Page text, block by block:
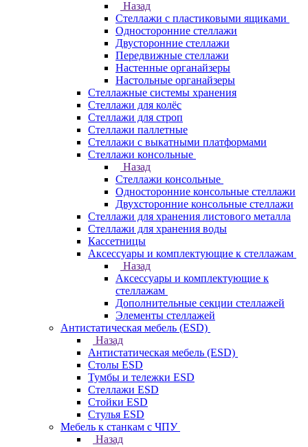
Назад
Стеллажи с пластиковыми ящиками
Односторонние стеллажи
Двусторонние стеллажи
Передвижные стеллажи
Настенные органайзеры
Настольные органайзеры
Стеллажные системы хранения
Стеллажи для колёс
Стеллажи для строп
Стеллажи паллетные
Стеллажи с выкатными платформами
Стеллажи консольные
Назад
Стеллажи консольные
Односторонние консольные стеллажи
Двухсторонние консольные стеллажи
Стеллажи для хранения листового металла
Стеллажи для хранения воды
Кассетницы
Аксесcуары и комплектующие к стеллажам
Назад
Аксесcуары и комплектующие к
стеллажам
Дополнительные секции стеллажей
Элементы стеллажей
Антистатическая мебель (ESD)
Назад
Антистатическая мебель (ESD)
Столы ESD
Тумбы и тележки ESD
Стеллажи ESD
Стойки ESD
Стулья ESD
Мебель к станкам с ЧПУ
Назад